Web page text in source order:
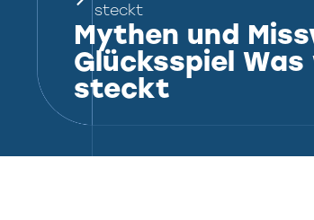
steckt
Mythen und
Glücksspiel
steckt